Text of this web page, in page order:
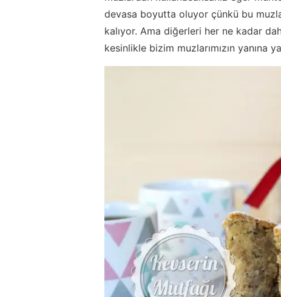
devasa boyutta oluyor çünkü bu
kalıyor. Ama diğerleri her ne kadar
kesinlikle bizim muzlarımızın yanına